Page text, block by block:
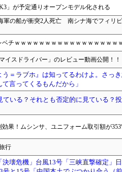
」が予定通りオープンモデル化される
軍の船が衝突2人死亡 南シナ海でフィリ
ベチｗｗｗｗｗｗｗｗｗｗｗｗｗｗｗｗｗ
イスドライバー」のレビュー動画公開！！
う＝ラブホ』は知ってるわけよ。さっ
言ってくるもんだから」
いる？それとも否定的に見ている？投
果！ムシンサ、ユニフォーム取引額が
行
壊危機」台風13号「三峡直撃確定」